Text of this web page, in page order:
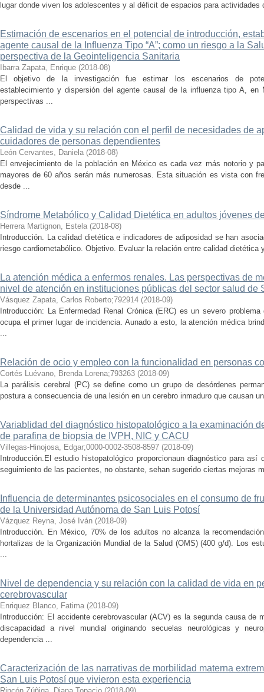
lugar donde viven los adolescentes y al déficit de espacios para
Estimación de escenarios en el potencial de introducción,
agente causal de la Influenza Tipo “A”; como un riesgo a la
perspectiva de la Geointeligencia Sanitaria
Ibarra Zapata, Enrique (2018-08)
El objetivo de la investigación fue estimar los escenarios de
establecimiento y dispersión del agente causal de la influenza tipo A, en
perspectivas ...
Calidad de vida y su relación con el perfil de necesidades de
cuidadores de personas dependientes
León Cervantes, Daniela (2018-08)
El envejecimiento de la población en México es cada vez más notorio y
mayores de 60 años serán más numerosas. Esta situación es vista con
desde ...
Síndrome Metabólico y Calidad Dietética en adultos jóvenes
Herrera Martignon, Estela (2018-08)
Introducción. La calidad dietética e indicadores de adiposidad se han
riesgo cardiometabólico. Objetivo. Evaluar la relación entre calidad dietética
La atención médica a enfermos renales. Las perspectivas de
nivel de atención en instituciones públicas del sector salud de
Vásquez Zapata, Carlos Roberto;792914 (2018-09)
Introducción: La Enfermedad Renal Crónica (ERC) es un severo
ocupa el primer lugar de incidencia. Aunado a esto, la atención médica
...
Relación de ocio y empleo con la funcionalidad en personas
Cortés Luévano, Brenda Lorena;793263 (2018-09)
La parálisis cerebral (PC) se define como un grupo de desórdenes
postura a consecuencia de una lesión en un cerebro inmaduro que causan
Variablidad del diagnóstico histopatológico a la examinación
de parafina de biopsia de IVPH, NIC y CACU
Villegas-Hinojosa, Edgar;0000-0002-3508-8597 (2018-09)
Introducción.El estudio histopatológico proporcionaun diagnóstico para
seguimiento de las pacientes, no obstante, sehan sugerido ciertas mejoras
Influencia de determinantes psicosociales en el consumo de
de la Universidad Autónoma de San Luis Potosí
Vázquez Reyna, José Iván (2018-09)
Introducción. En México, 70% de los adultos no alcanza la
hortalizas de la Organización Mundial de la Salud (OMS) (400 g/d). Los
...
Nivel de dependencia y su relación con la calidad de vida en
cerebrovascular
Enriquez Blanco, Fatima (2018-09)
Introducción: El accidente cerebrovascular (ACV) es la segunda causa de
discapacidad a nivel mundial originando secuelas neurológicas y
dependencia ...
Caracterización de las narrativas de morbilidad materna
San Luis Potosí que vivieron esta experiencia